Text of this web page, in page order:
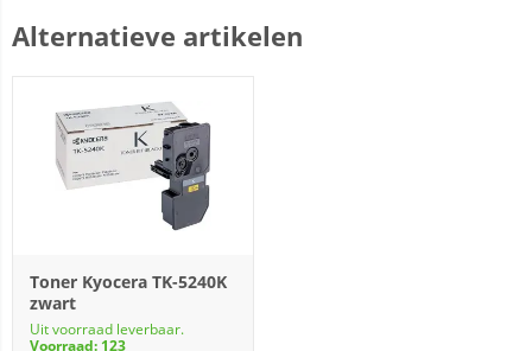
Alternatieve artikelen
Toner Kyocera TK-5240K
zwart
Uit voorraad leverbaar.
Voorraad: 123